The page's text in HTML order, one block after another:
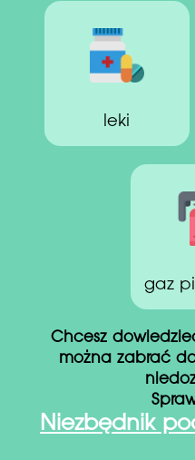
leki
gaz
Chcesz
można zabrać
Niezbędnik